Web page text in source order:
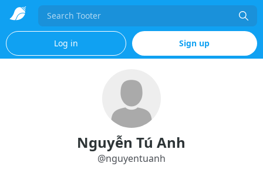
Search
Log in Sign up
Nguyễn Tú Anh
@nguyentuanh